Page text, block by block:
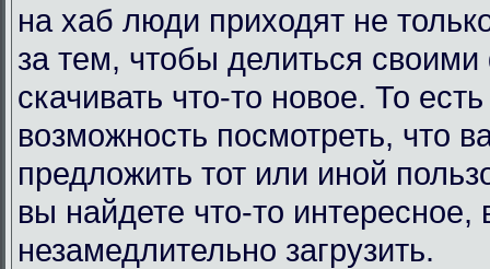
на хаб люди приходят не
за тем, чтобы делиться
скачивать что-то новое. То
возможность посмотреть, что
предложить тот или иной
вы найдете что-то интересное,
незамедлительно загрузить.